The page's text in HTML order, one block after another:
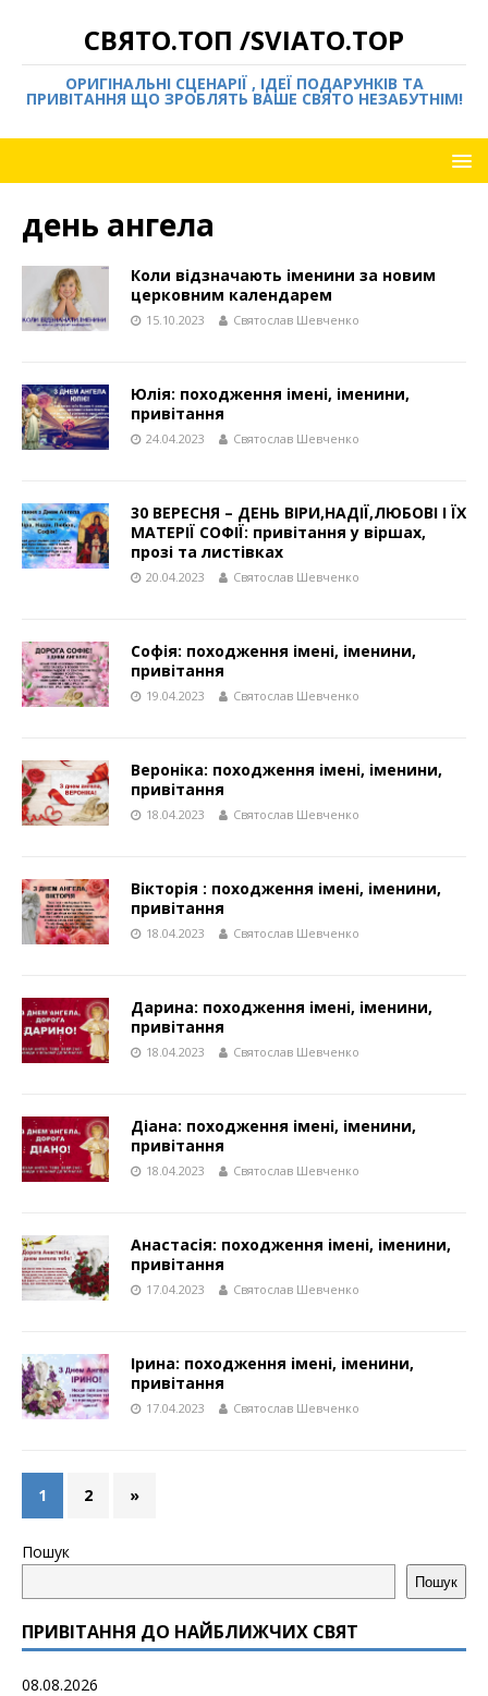
СВЯТО.ТОП /SVIATO.TOP
ОРИГІНАЛЬНІ СЦЕНАРІЇ , ІДЕЇ ПОДАРУНКІВ ТА
ПРИВІТАННЯ ЩО ЗРОБЛЯТЬ ВАШЕ СВЯТО НЕЗАБУТНІМ!
день ангела
Коли відзначають іменини за новим
церковним календарем
15.10.2023 Святослав Шевченко
Юлія: походження імені, іменини,
привітання
24.04.2023 Святослав Шевченко
30 ВЕРЕСНЯ – ДЕНЬ ВІРИ,НАДІЇ,ЛЮБОВІ І ЇХ
МАТЕРІЇ СОФІЇ: привітання у віршах,
прозі та листівках
20.04.2023 Святослав Шевченко
Софія: походження імені, іменини,
привітання
19.04.2023 Святослав Шевченко
Вероніка: походження імені, іменини,
привітання
18.04.2023 Святослав Шевченко
Вікторія : походження імені, іменини,
привітання
18.04.2023 Святослав Шевченко
Дарина: походження імені, іменини,
привітання
18.04.2023 Святослав Шевченко
Діана: походження імені, іменини,
привітання
18.04.2023 Святослав Шевченко
Анастасія: походження імені, іменини,
привітання
17.04.2023 Святослав Шевченко
Ірина: походження імені, іменини,
привітання
17.04.2023 Святослав Шевченко
1 2 »
Пошук
Пошук
ПРИВІТАННЯ ДО НАЙБЛИЖЧИХ СВЯТ
08.08.2026